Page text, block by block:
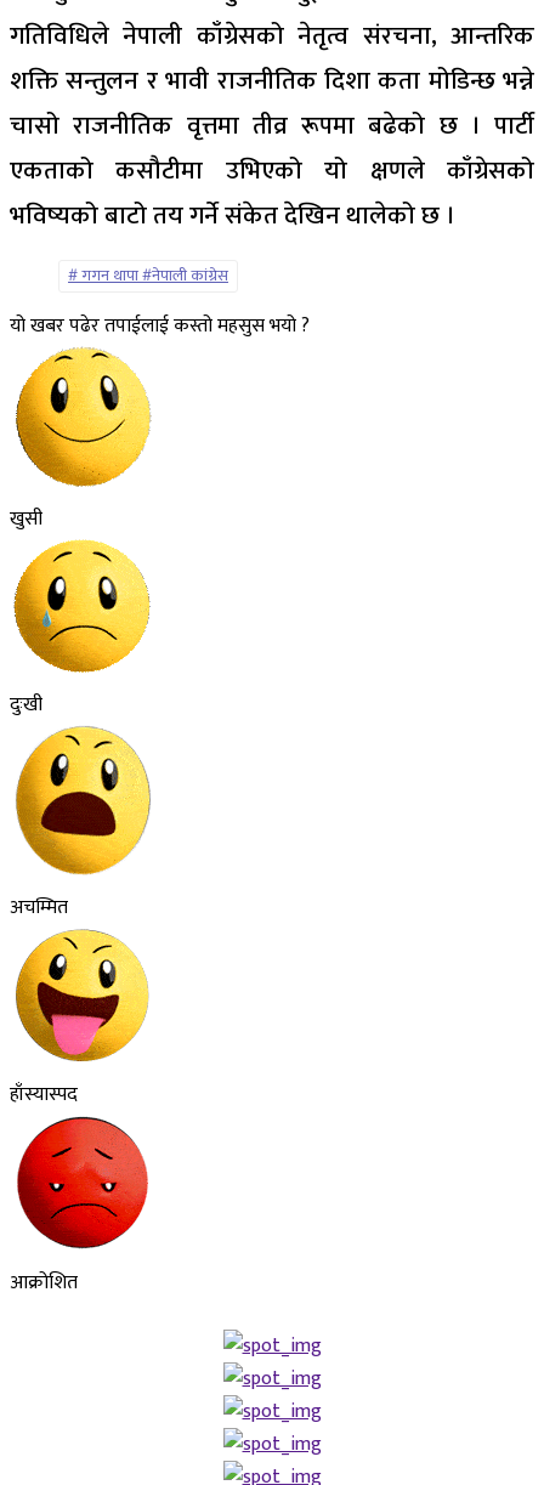
गतिविधिले नेपाली काँग्रेसको नेतृत्व संरचना, आन्तरिक
शक्ति सन्तुलन र भावी राजनीतिक दिशा कता मोडिन्छ भन्ने
चासो राजनीतिक वृत्तमा तीव्र रूपमा बढेको छ । पार्टी
एकताको कसौटीमा उभिएको यो क्षणले काँग्रेसको
भविष्यको बाटो तय गर्ने संकेत देखिन थालेको छ ।
गगन थापा #नेपाली कांग्रेस
यो खबर पढेर तपाईलाई कस्तो महसुस भयो ?
खुसी
दुःखी
अचम्मित
हाँस्यास्पद
आक्रोशित